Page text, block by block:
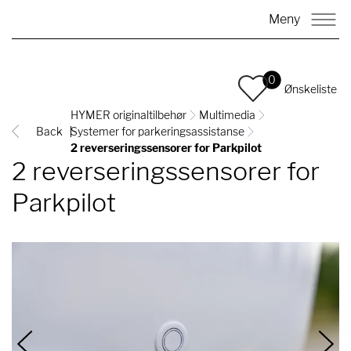
Meny
0
Ønskeliste
Back
HYMER originaltilbehør
Multimedia
Systemer for parkeringsassistanse
2 reverseringssensorer for Parkpilot
2 reverseringssensorer for
Parkpilot